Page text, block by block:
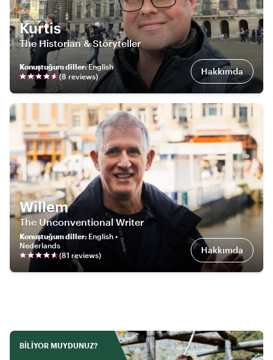
Kurtis
The Historian & Storyteller
Konuştuğum diller:English
(8 reviews) Hakkımda
Willem
The Unconventional Writer
Konuştuğum diller: English •
Nederlands
(81 reviews) Hakkımda
BILIYOR MUYDUNUZ?